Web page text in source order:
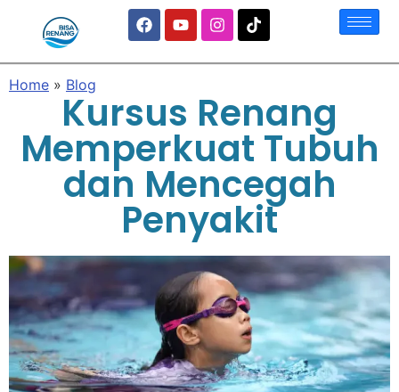
Home » Blog
Kursus Renang
Memperkuat Tubuh
dan Mencegah
Penyakit